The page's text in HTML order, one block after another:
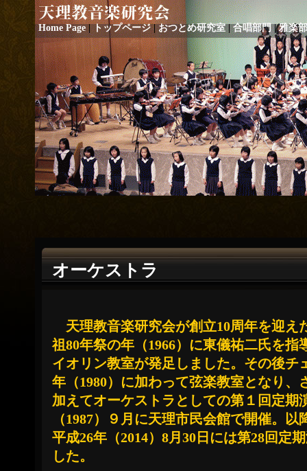
Home Page |トップページ |おつとめ研究室 |合唱部門 |雅楽
オーケストラ
天理教音楽研究会が創立10周年を迎え
祖80年祭の年（1966）に東儀祐二氏を指
イオリン教室が発足しました。その後チ
年（1980）に加わって弦楽教室となり、
加えてオーケストラとしての第１回定期
（1987）９月に天理市民会館で開催。
平成26年（2014）8月30日には第28回定
した。